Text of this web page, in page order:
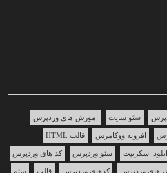
سئو سایت اموزش های وردپرس
افزونه ووکامرس قالب HTML
اسکریپت سئو وردپرس کد های وردپرس
های وردپرس کدهای وردپرس قالب سئو